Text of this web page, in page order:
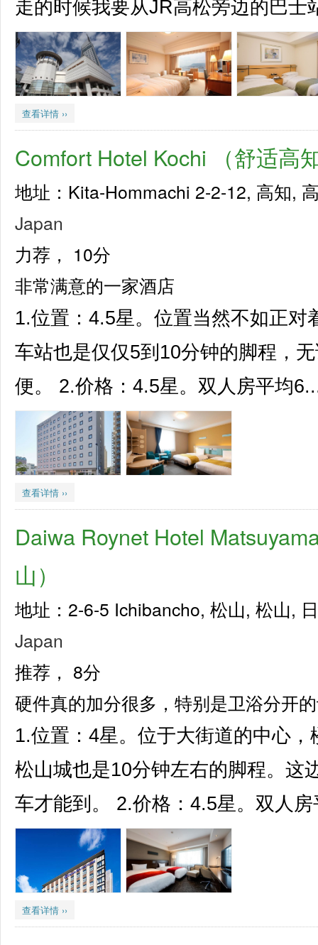
走的时候我要从JR高松旁边的巴士
查看详情 ››
Comfort Hotel Kochi （舒适高
地址：Kita-Hommachi 2-2-12, 高知,
Japan
力荐， 10分
非常满意的一家酒店
1.位置：4.5星。位置当然不如正对
车站也是仅仅5到10分钟的脚程，
便。 2.价格：4.5星。双人房平均
查看详情 ››
Daiwa Roynet Hotel
山）
地址：2-6-5 Ichibancho, 松山, 松山,
Japan
推荐， 8分
硬件真的加分很多，特别是卫浴分开
1.位置：4星。位于大街道的中心
松山城也是10分钟左右的脚程。这
车才能到。 2.价格：4.5星。双人
查看详情 ››